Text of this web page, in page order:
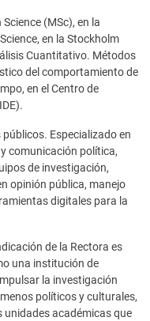
(MSc), en la
en la Stockholm
Cuantitativo. Métodos
del comportamiento de
en el Centro de
Especializado en
comunicación política,
de investigación,
opinión pública, manejo
digitales para la
de la Rectora es
una institución de
la investigación
políticos y culturales,
académicas que